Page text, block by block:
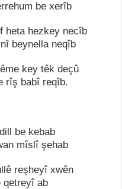
be xerîb
heta hezkey necîb
beynella neqîb
key têk deçû
rîş babî reqîb.
be kebab
mîslî şehab
reşheyî xwên
qetreyî ab